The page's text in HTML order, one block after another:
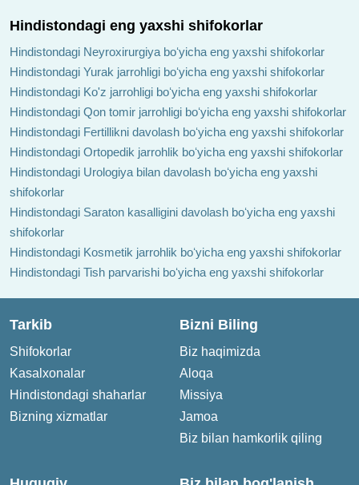
Hindistondagi eng yaxshi shifokorlar
Hindistondagi Neyroxirurgiya boʻyicha eng yaxshi shifokorlar
Hindistondagi Yurak jarrohligi boʻyicha eng yaxshi shifokorlar
Hindistondagi Ko'z jarrohligi boʻyicha eng yaxshi shifokorlar
Hindistondagi Qon tomir jarrohligi boʻyicha eng yaxshi shifokorlar
Hindistondagi Fertillikni davolash boʻyicha eng yaxshi shifokorlar
Hindistondagi Ortopedik jarrohlik boʻyicha eng yaxshi shifokorlar
Hindistondagi Urologiya bilan davolash boʻyicha eng yaxshi
shifokorlar
Hindistondagi Saraton kasalligini davolash boʻyicha eng yaxshi
shifokorlar
Hindistondagi Kosmetik jarrohlik boʻyicha eng yaxshi shifokorlar
Hindistondagi Tish parvarishi boʻyicha eng yaxshi shifokorlar
Tarkib
Shifokorlar
Kasalxonalar
Hindistondagi shaharlar
Bizning xizmatlar
Bizni Biling
Biz haqimizda
Aloqa
Missiya
Jamoa
Biz bilan hamkorlik qiling